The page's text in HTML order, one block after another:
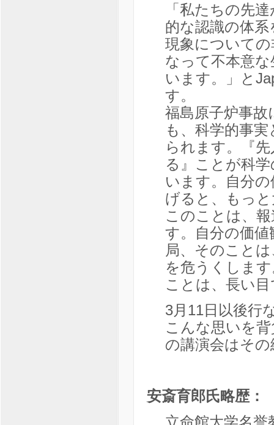
「私たちの先
的な認識の体
現象について
なって不本意
います。」と
す。
福島原子炉事
も、科学的事
られます。『
る』ことが科
います。自分
げると、もっ
このことは、
す。自分の価
局、そのこと
を危うくしま
ことは、長い
3月11日以後行
こんな思いを
の講演会はそ
安斎育郎氏略歴：
立命館大学名誉